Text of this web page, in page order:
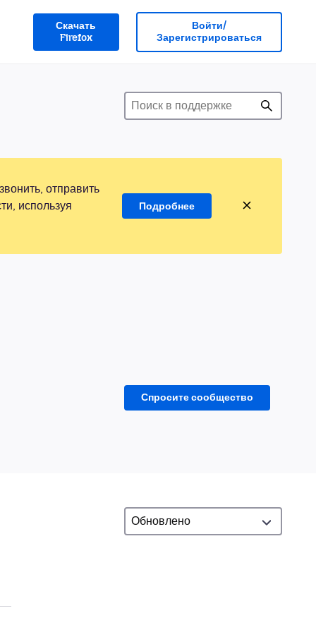
Скачать
Firefox
Войти/
Зарегистрироваться
отправить
используя
Подробнее
Спросите сообщество